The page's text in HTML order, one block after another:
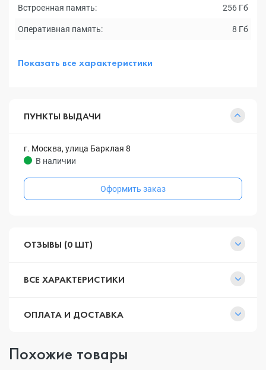
Встроенная память: 256 Гб
Оперативная память: 8 Гб
Показать все характеристики
ПУНКТЫ ВЫДАЧИ
г. Москва, улица Барклая 8
В наличии
Оформить заказ
ОТЗЫВЫ (0 ШТ)
ВСЕ ХАРАКТЕРИСТИКИ
ОПЛАТА И ДОСТАВКА
Похожие товары